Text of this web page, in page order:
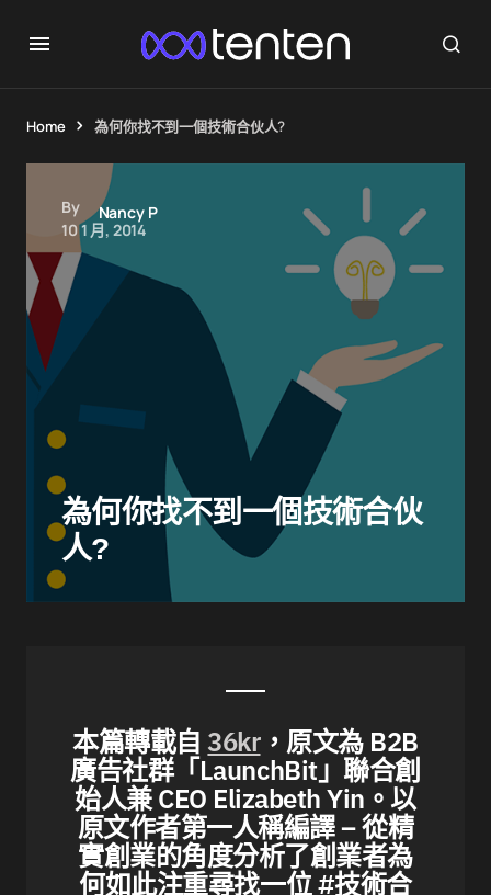
Home 為何你找不到一個技術合伙人?
By
Nancy P
10 1 月, 2014
為何你找不到一個技術合伙
人?
本篇轉載自 36kr，原文為 B2B
廣告社群「LaunchBit」聯合創
始人兼 CEO Elizabeth Yin。以
原文作者第一人稱編譯 – 從精
實創業的角度分析了創業者為
何如此注重尋找一位 #技術合